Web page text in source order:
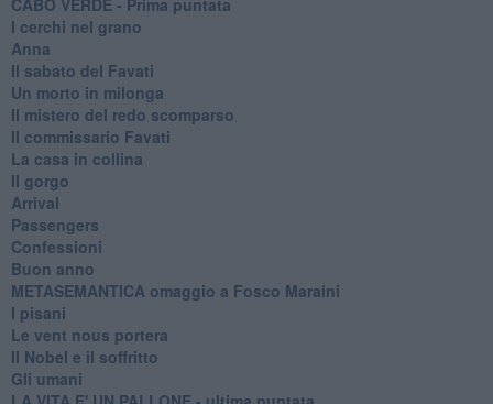
I cerchi nel grano
Anna
Il sabato del Favati
Un morto in milonga
Il mistero del redo scomparso
Il commissario Favati
La casa in collina
Il gorgo
Arrival
Passengers
Confessioni
Buon anno
METASEMANTICA omaggio a Fosco Maraini
I pisani
Le vent nous portera
Il Nobel e il soffritto
Gli umani